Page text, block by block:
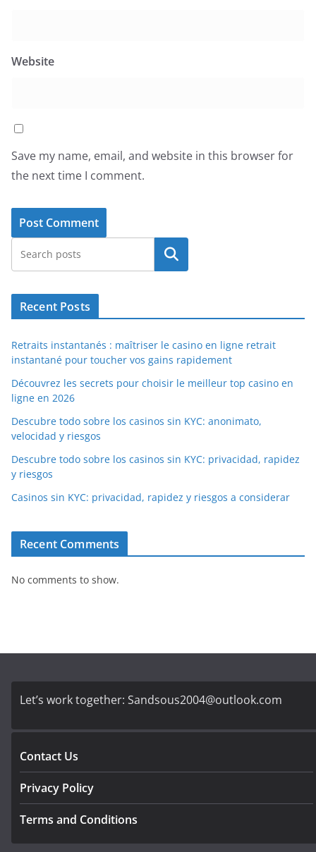
Website
Save my name, email, and website in this browser for
the next time I comment.
Search
Recent Posts
Retraits instantanés : maîtriser le casino en ligne retrait
instantané pour toucher vos gains rapidement
Découvrez les secrets pour choisir le meilleur top casino en
ligne en 2026
Descubre todo sobre los casinos sin KYC: anonimato,
velocidad y riesgos
Descubre todo sobre los casinos sin KYC: privacidad, rapidez
y riesgos
Casinos sin KYC: privacidad, rapidez y riesgos a considerar
Recent Comments
No comments to show.
Let’s work together: Sandsous2004@outlook.com
Contact Us
Privacy Policy
Terms and Conditions